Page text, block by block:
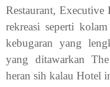
Restaurant,
rekreasi seperti
kebugaran yang
yang ditawarkan
heran sih kalau Hotel